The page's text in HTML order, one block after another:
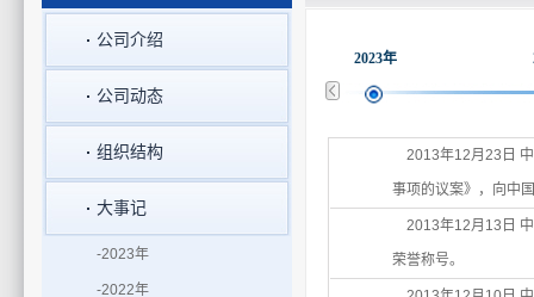
公司介绍
公司动态
组织结构
大事记
-2023年
-2022年
2023年
2013年12月23日 中
事项的议案》，向中
2013年12月13日 中
荣誉称号。